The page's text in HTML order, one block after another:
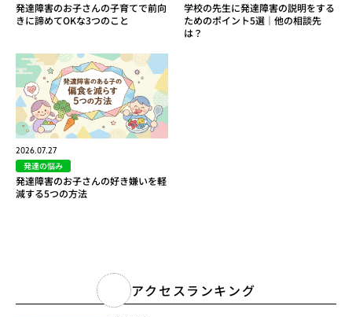
発達障害のお子さんの子育てで前向
きに諦めてOKな3つのこと
学校の先生に発達障害の説明をする
ためのポイント5選｜他の相談先
は？
2026.07.27
発達の悩み
発達障害のお子さんの好き嫌いを軽
減する5つの方法
アクセスランキング